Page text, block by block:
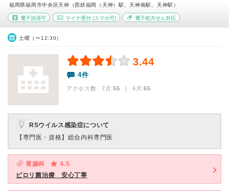
福岡県福岡市中央区天神（西鉄福岡（天神）駅、天神南駅、天神駅）
電子決済可 マイナ受付(スマホ可) 電子処方せん対応
土曜（〜12:30）
3.44
4件
アクセス数 7月:55 | 6月:65
RSウイルス感染症について
【専門医・資格】 総合内科専門医
胃腸科
4.5
ピロリ菌治療 安心丁寧